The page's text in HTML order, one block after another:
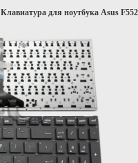
Клавиатура для ноутбука Asus